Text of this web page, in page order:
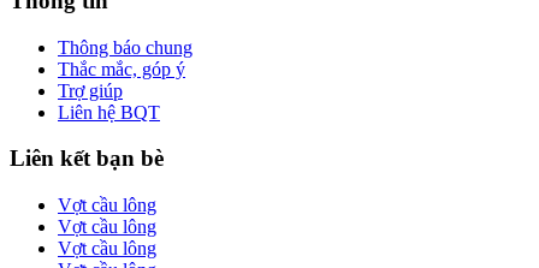
Thông báo chung
Thắc mắc, góp ý
Trợ giúp
Liên hệ BQT
Liên kết bạn bè
Vợt cầu lông
Vợt cầu lông
Vợt cầu lông